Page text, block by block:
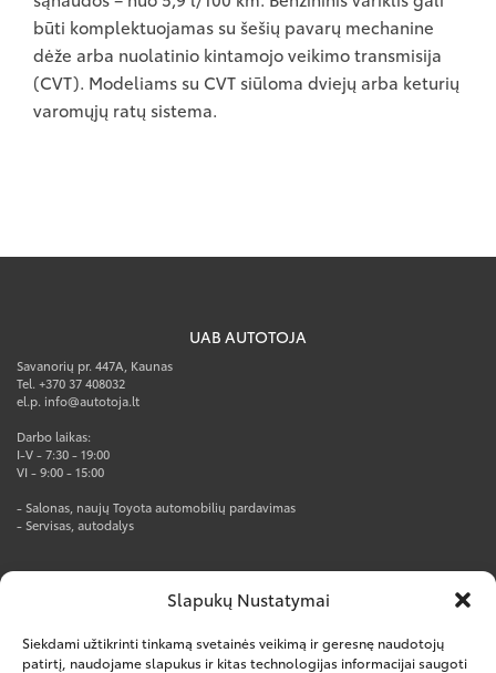
Slapukų Nustatymai
Siekdami užtikrinti tinkamą svetainės veikimą ir geresnę naudotojų
patirtį, naudojame slapukus ir kitas technologijas informacijai saugoti
būti komplektuojamas su šešių pavarų mechanine
dėže arba nuolatinio kintamojo veikimo transmisija
(CVT). Modeliams su CVT siūloma dviejų arba keturių
varomųjų ratų sistema.
UAB AUTOTOJA
Savanorių pr. 447A, Kaunas
Tel. +370 37 408032
el.p. info@autotoja.lt
Darbo laikas:
I-V - 7:30 - 19:00
VI - 9:00 - 15:00
- Salonas, naujų Toyota automobilių pardavimas
- Servisas, autodalys
AUTOTOJA PRO CENTRAS
el.p. info@autotoja.lt